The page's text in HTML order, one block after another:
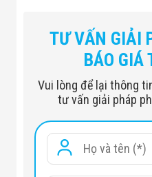
TƯ VẤN GIẢI
BÁO GIÁ
Vui lòng để lại thông
tư vấn giải pháp